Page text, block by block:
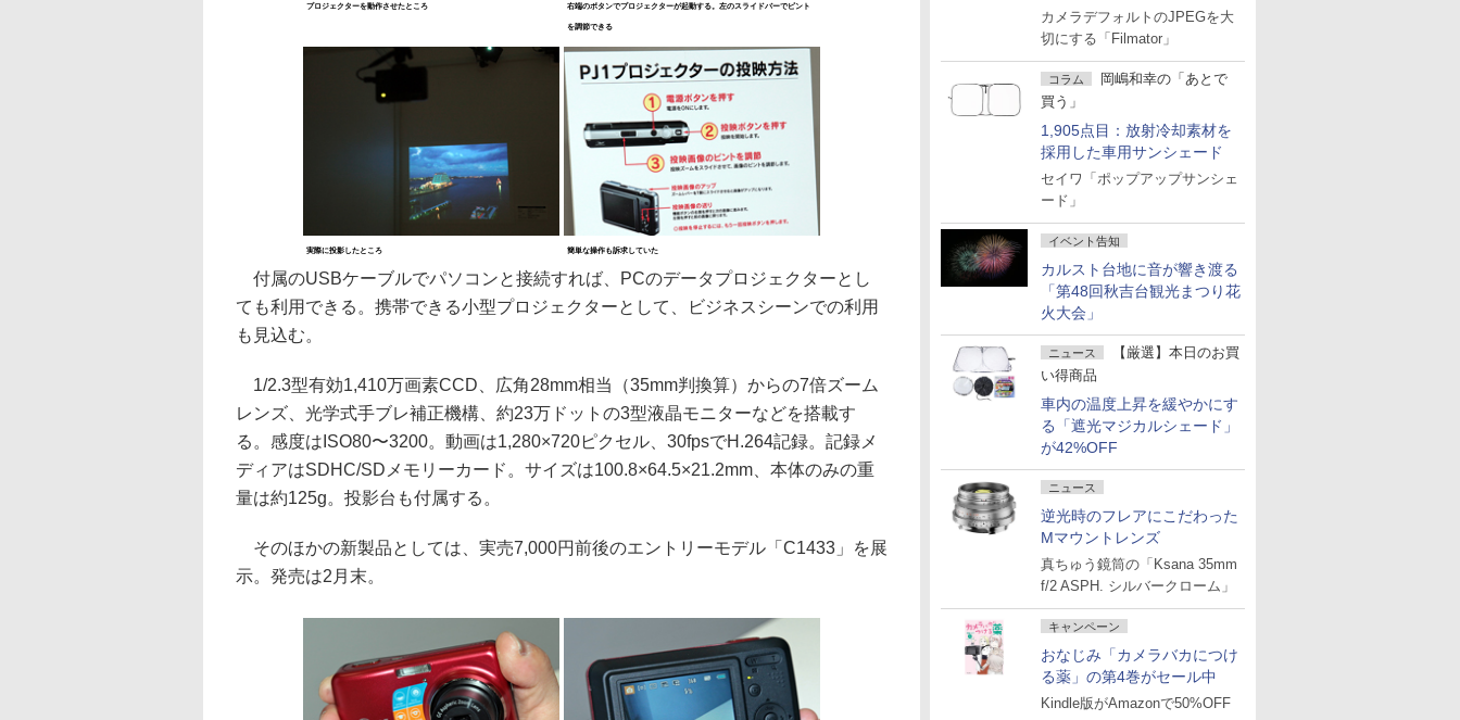
カメラデフォルトのJPEGを大
切にする「Filmator」
コラム
岡嶋和幸の「あとで
買う」
1,905点目：放射冷却素材を
採用した車用サンシェード
セイワ「ポップアップサンシェ
ード」
イベント告知
カルスト台地に音が響き渡る
「第48回秋吉台観光まつり花
火大会」
ニュース
【厳選】本日のお買
い得商品
車内の温度上昇を緩やかにす
る「遮光マジカルシェード」
が42%OFF
ニュース
逆光時のフレアにこだわった
Mマウントレンズ
真ちゅう鏡筒の「Ksana 35mm
f/2 ASPH. シルバークローム」
キャンペーン
おなじみ「カメラバカにつけ
る薬」の第4巻がセール中
Kindle版がAmazonで50%OFF
プロジェクターを動作させたところ 右端のボタンでプロジェクターが起動する。左のスライドバーでピント
を調節できる
実際に投影したところ 簡単な操作も訴求していた
付属のUSBケーブルでパソコンと接続すれば、PCのデータプロジェクターとし
ても利用できる。携帯できる小型プロジェクターとして、ビジネスシーンでの利用
も見込む。
1/2.3型有効1,410万画素CCD、広角28mm相当（35mm判換算）からの7倍ズーム
レンズ、光学式手ブレ補正機構、約23万ドットの3型液晶モニターなどを搭載す
る。感度はISO80〜3200。動画は1,280×720ピクセル、30fpsでH.264記録。記録メ
ディアはSDHC/SDメモリーカード。サイズは100.8×64.5×21.2mm、本体のみの重
量は約125g。投影台も付属する。
そのほかの新製品としては、実売7,000円前後のエントリーモデル「C1433」を展
示。発売は2月末。